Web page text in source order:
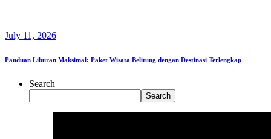
July 11, 2026
Panduan Liburan Maksimal: Paket Wisata Belitung dengan Destinasi Terlengkap
Search
Search